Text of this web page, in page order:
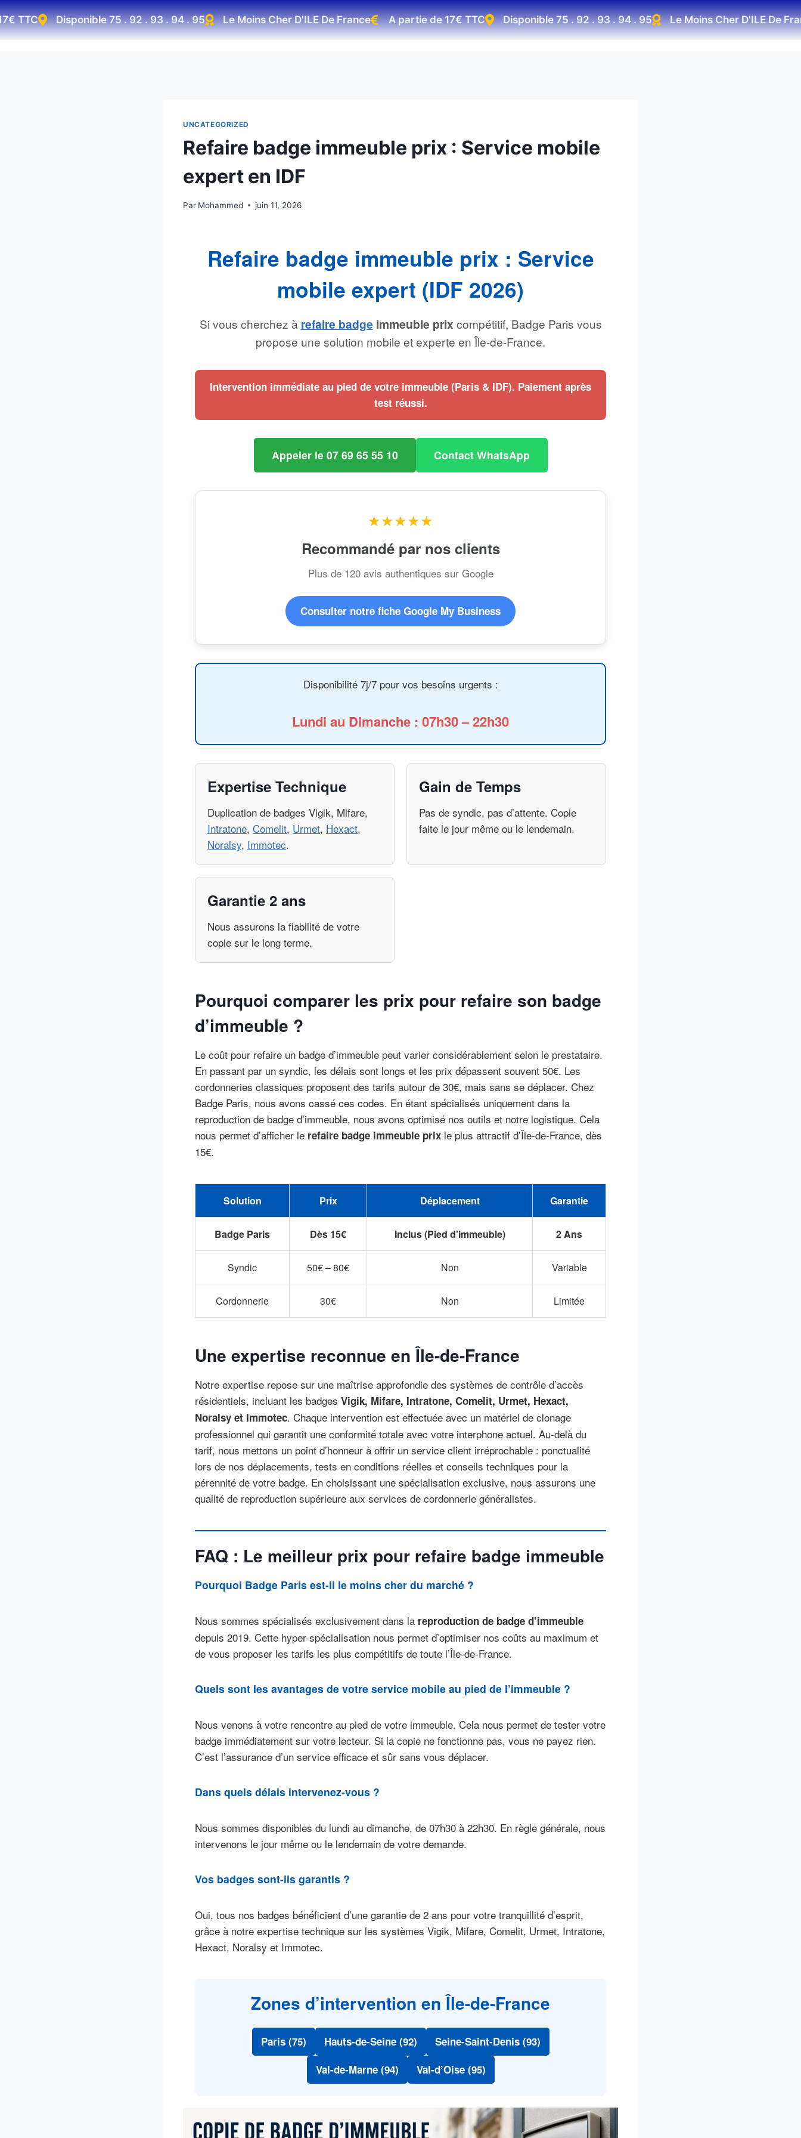
TTC Disponible 75 . 92 . 93 . 94 . 95 Le Moins Cher D'ILE De France A partie de 17€ TTC Disponible 75 . 92 . 93 . 94 . 95 Le Moins Cher D'ILE De
UNCATEGORIZED
Refaire badge immeuble prix : Service mobile
expert en IDF
Par Mohammed juin 11, 2026
Refaire badge immeuble prix : Service
mobile expert (IDF 2026)
Si vous cherchez à refaire badge immeuble prix compétitif, Badge Paris vous
propose une solution mobile et experte en Île-de-France.
Intervention immédiate au pied de votre immeuble (Paris & IDF). Paiement après
test réussi.
Appeler le 07 69 65 55 10 Contact WhatsApp
★★★★★
Recommandé par nos clients
Plus de 120 avis authentiques sur Google
Consulter notre fiche Google My Business
Disponibilité 7j/7 pour vos besoins urgents :
Lundi au Dimanche : 07h30 – 22h30
Expertise Technique
Duplication de badges Vigik, Mifare,
Intratone, Comelit, Urmet, Hexact,
Noralsy, Immotec.
Gain de Temps
Pas de syndic, pas d’attente. Copie
faite le jour même ou le lendemain.
Garantie 2 ans
Nous assurons la fiabilité de votre
copie sur le long terme.
Pourquoi comparer les prix pour refaire son badge
d’immeuble ?
Le coût pour refaire un badge d’immeuble peut varier considérablement selon le prestataire.
En passant par un syndic, les délais sont longs et les prix dépassent souvent 50€. Les
cordonneries classiques proposent des tarifs autour de 30€, mais sans se déplacer. Chez
Badge Paris, nous avons cassé ces codes. En étant spécialisés uniquement dans la
reproduction de badge d’immeuble, nous avons optimisé nos outils et notre logistique. Cela
nous permet d’afficher le refaire badge immeuble prix le plus attractif d’Île-de-France, dès
15€.
Solution Prix Déplacement Garantie
Badge Paris Dès 15€ Inclus (Pied d’immeuble) 2 Ans
Syndic 50€ – 80€ Non Variable
Cordonnerie 30€ Non Limitée
Une expertise reconnue en Île-de-France
Notre expertise repose sur une maîtrise approfondie des systèmes de contrôle d’accès
résidentiels, incluant les badges Vigik, Mifare, Intratone, Comelit, Urmet, Hexact,
Noralsy et Immotec. Chaque intervention est effectuée avec un matériel de clonage
professionnel qui garantit une conformité totale avec votre interphone actuel. Au-delà du
tarif, nous mettons un point d’honneur à offrir un service client irréprochable : ponctualité
lors de nos déplacements, tests en conditions réelles et conseils techniques pour la
pérennité de votre badge. En choisissant une spécialisation exclusive, nous assurons une
qualité de reproduction supérieure aux services de cordonnerie généralistes.
FAQ : Le meilleur prix pour refaire badge immeuble
Pourquoi Badge Paris est-il le moins cher du marché ?
Nous sommes spécialisés exclusivement dans la reproduction de badge d’immeuble
depuis 2019. Cette hyper-spécialisation nous permet d’optimiser nos coûts au maximum et
de vous proposer les tarifs les plus compétitifs de toute l’Île-de-France.
Quels sont les avantages de votre service mobile au pied de l’immeuble ?
Nous venons à votre rencontre au pied de votre immeuble. Cela nous permet de tester votre
badge immédiatement sur votre lecteur. Si la copie ne fonctionne pas, vous ne payez rien.
C’est l’assurance d’un service efficace et sûr sans vous déplacer.
Dans quels délais intervenez-vous ?
Nous sommes disponibles du lundi au dimanche, de 07h30 à 22h30. En règle générale, nous
intervenons le jour même ou le lendemain de votre demande.
Vos badges sont-ils garantis ?
Oui, tous nos badges bénéficient d’une garantie de 2 ans pour votre tranquillité d’esprit,
grâce à notre expertise technique sur les systèmes Vigik, Mifare, Comelit, Urmet, Intratone,
Hexact, Noralsy et Immotec.
Zones d’intervention en Île-de-France
Paris (75) Hauts-de-Seine (92)
Seine-Saint-Denis (93)
Val-de-Marne (94)
Val-d’Oise (95)